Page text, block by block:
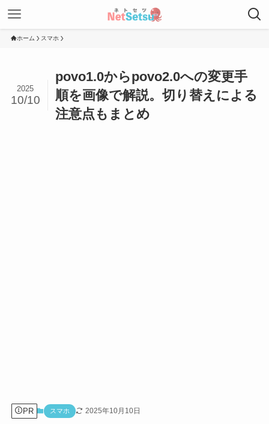
ホーム スマホ
povo1.0からpovo2.0への変更手
順を画像で解説。切り替えによる
注意点もまとめ
2025
10/10
PR スマホ 2025年10月10日